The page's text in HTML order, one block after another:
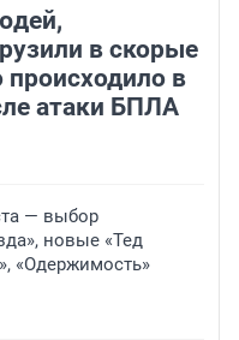
в скорые
в
атаки БПЛА
— выбор
новые «Тед
«Одержимость»